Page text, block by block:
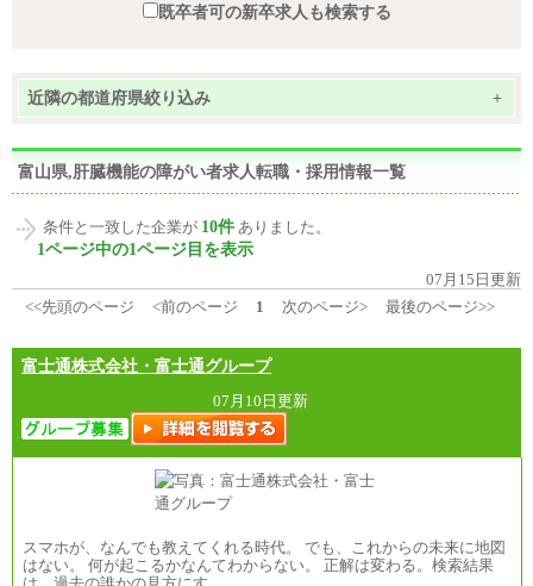
既卒者可の新卒求人も検索する
近隣の都道府県絞り込み +
富山県,肝臓機能の障がい者求人転職・採用情報一覧
条件と一致した企業が 10件 ありました。
1ページ中の1ページ目を表示
07月15日更新
<<先頭のページ
<前のページ 1 次のページ> 最後のページ>>
富士通株式会社・富士通グループ
07月10日更新
スマホが、なんでも教えてくれる時代。 でも、これからの未来に地図
はない。 何が起こるかなんてわからない。 正解は変わる。検索結果